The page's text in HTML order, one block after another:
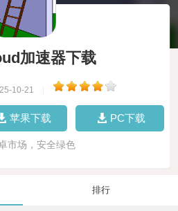
加速器下载
10-21
苹果下载 PC下载
市场，安全绿色
排行